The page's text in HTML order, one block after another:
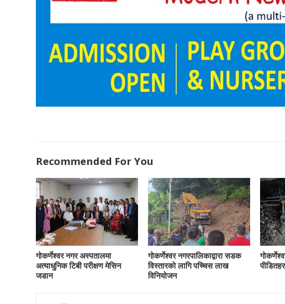
Recommended For You
गोकर्णेश्वर नगर अस्पतालमा
अत्याधुनिक टिबी परीक्षण मेसिन
जडान
गोकर्णेश्वर नगरपालिकाद्वारा सडक
विस्तारको लागि पच्चिस लाख
विनियोजन